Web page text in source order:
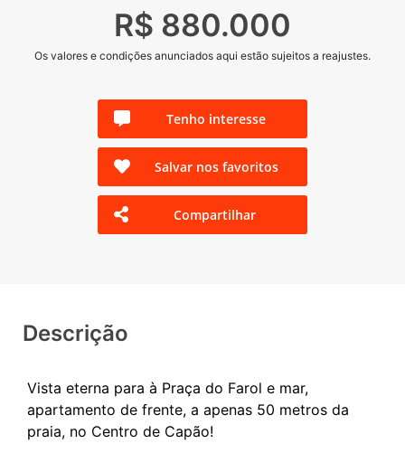
R$ 880.000
Os valores e condições anunciados aqui estão sujeitos a reajustes.
Tenho interesse
Salvar nos favoritos
Compartilhar
Descrição
Vista eterna para à Praça do Farol e mar,
apartamento de frente, a apenas 50 metros da
praia, no Centro de Capão!